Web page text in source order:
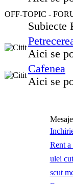
OFF-TOPIC -
Subiecte
Aici se
Cafenea
Aici se
Rent a
ulei
scut